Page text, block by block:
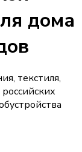
дома
текстиля,